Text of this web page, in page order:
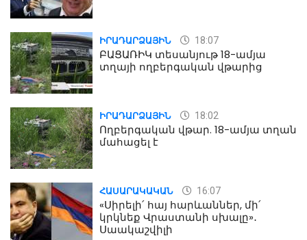
ԻՐԱԴԱՐՁԱՅԻՆ 18:07
ԲԱՑԱՌԻԿ տեսանյութ 18-ամյա
տղայի ողբերգական վթարից
ԻՐԱԴԱՐՁԱՅԻՆ 18:02
Ողբերգական վթար. 18-ամյա տղան
մահացել է
ՀԱՍԱՐԱԿԱԿԱՆ 16:07
«Սիրելի՛ հայ հարևաններ, մի՛
կրկնեք Վրաստանի սխալը»․
Սաակաշվիլի